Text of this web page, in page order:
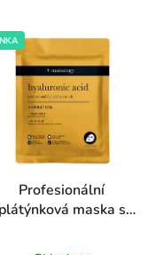
Profesionální
plátýnková maska s